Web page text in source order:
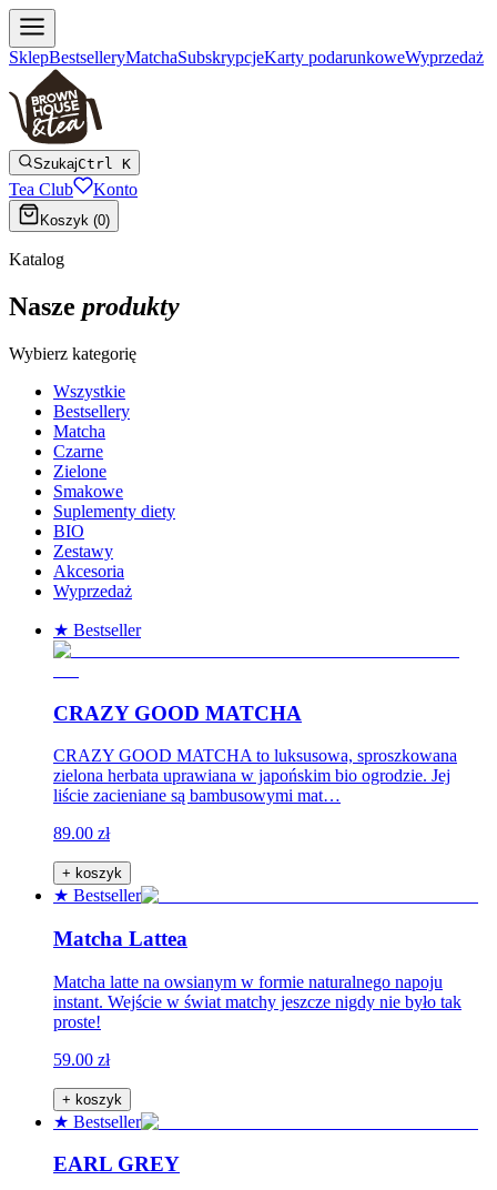
SklepBestselleryMatchaSubskrypcjeKarty podarunkoweWyprzedaż
SzukajCtrl K
Tea Club Konto
Koszyk (0)
Katalog
Nasze produkty
Wybierz kategorię
Wszystkie
Bestsellery
Matcha
Czarne
Zielone
Smakowe
Suplementy diety
BIO
Zestawy
Akcesoria
Wyprzedaż
★ Bestseller
CRAZY GOOD MATCHA
CRAZY GOOD MATCHA to luksusowa, sproszkowana
zielona herbata uprawiana w japońskim bio ogrodzie. Jej
liście zacieniane są bambusowymi mat…
89.00 zł
+ koszyk
★ Bestseller
Matcha Lattea
Matcha latte na owsianym w formie naturalnego napoju
instant. Wejście w świat matchy jeszcze nigdy nie było tak
proste!
59.00 zł
+ koszyk
★ Bestseller
EARL GREY